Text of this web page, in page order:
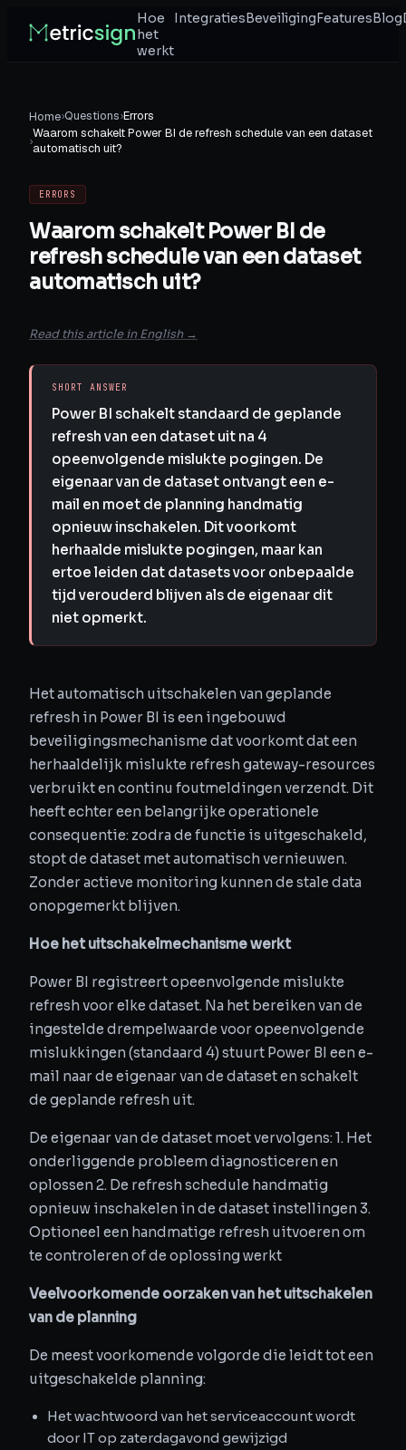
Hoe
het
werkt
IntegratiesBeveiligingFeaturesBlog
Home›Questions›Errors
›Waarom schakelt Power BI de refresh schedule van een dataset
automatisch uit?
ERRORS
Waarom schakelt Power BI de
refresh schedule van een dataset
automatisch uit?
Read this article in English →
SHORT ANSWER
Power BI schakelt standaard de geplande
refresh van een dataset uit na 4
opeenvolgende mislukte pogingen. De
eigenaar van de dataset ontvangt een e-
mail en moet de planning handmatig
opnieuw inschakelen. Dit voorkomt
herhaalde mislukte pogingen, maar kan
ertoe leiden dat datasets voor onbepaalde
tijd verouderd blijven als de eigenaar dit
niet opmerkt.
Het automatisch uitschakelen van geplande
refresh in Power BI is een ingebouwd
beveiligingsmechanisme dat voorkomt dat een
herhaaldelijk mislukte refresh gateway-resources
verbruikt en continu foutmeldingen verzendt. Dit
heeft echter een belangrijke operationele
consequentie: zodra de functie is uitgeschakeld,
stopt de dataset met automatisch vernieuwen.
Zonder actieve monitoring kunnen de stale data
onopgemerkt blijven.
Hoe het uitschakelmechanisme werkt
Power BI registreert opeenvolgende mislukte
refresh voor elke dataset. Na het bereiken van de
ingestelde drempelwaarde voor opeenvolgende
mislukkingen (standaard 4) stuurt Power BI een e-
mail naar de eigenaar van de dataset en schakelt
de geplande refresh uit.
De eigenaar van de dataset moet vervolgens: 1. Het
onderliggende probleem diagnosticeren en
oplossen 2. De refresh schedule handmatig
opnieuw inschakelen in de dataset instellingen 3.
Optioneel een handmatige refresh uitvoeren om
te controleren of de oplossing werkt
Veelvoorkomende oorzaken van het uitschakelen
van de planning
De meest voorkomende volgorde die leidt tot een
uitgeschakelde planning:
Het wachtwoord van het serviceaccount wordt
door IT op zaterdagavond gewijzigd